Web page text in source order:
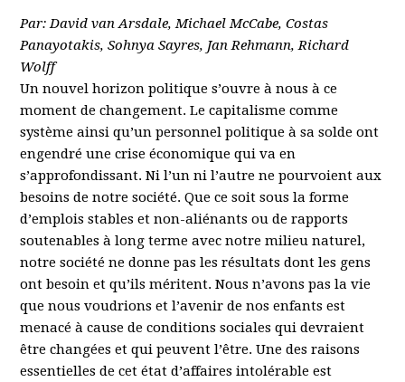
Par: David van Arsdale, Michael McCabe, Costas
Panayotakis, Sohnya Sayres, Jan Rehmann, Richard
Wolff
Un nouvel horizon politique s’ouvre à nous à ce
moment de changement. Le capitalisme comme
système ainsi qu’un personnel politique à sa solde ont
engendré une crise économique qui va en
s’approfondissant. Ni l’un ni l’autre ne pourvoient aux
besoins de notre société. Que ce soit sous la forme
d’emplois stables et non-aliénants ou de rapports
soutenables à long terme avec notre milieu naturel,
notre société ne donne pas les résultats dont les gens
ont besoin et qu’ils méritent. Nous n’avons pas la vie
que nous voudrions et l’avenir de nos enfants est
menacé à cause de conditions sociales qui devraient
être changées et qui peuvent l’être. Une des raisons
essentielles de cet état d’affaires intolérable est